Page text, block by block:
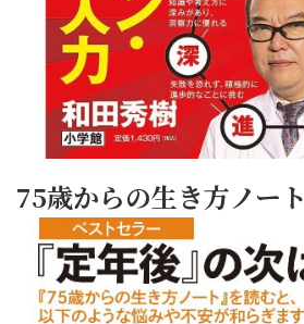
75歳からの生き方ノート